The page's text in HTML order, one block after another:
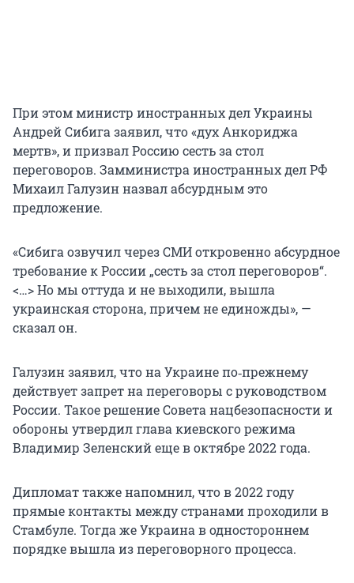
При этом министр иностранных дел Украины
Андрей Сибига заявил, что «дух Анкориджа
мертв», и призвал Россию сесть за стол
переговоров. Замминистра иностранных дел РФ
Михаил Галузин назвал абсурдным это
предложение.
«Сибига озвучил через СМИ откровенно абсурдное
требование к России „сесть за стол переговоров“.
<…> Но мы оттуда и не выходили, вышла
украинская сторона, причем не единожды», —
сказал он.
Галузин заявил, что на Украине по‑прежнему
действует запрет на переговоры с руководством
России. Такое решение Совета нацбезопасности и
обороны утвердил глава киевского режима
Владимир Зеленский еще в октябре 2022 года.
Дипломат также напомнил, что в 2022 году
прямые контакты между странами проходили в
Стамбуле. Тогда же Украина в одностороннем
порядке вышла из переговорного процесса.